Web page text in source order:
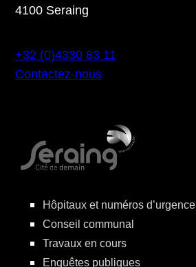
4100 Seraing
+32 (0)4330 83 11
Contactez-nous
Hôpitaux et numéros d’urgence
Conseil communal
Travaux en cours
Enquêtes publiques